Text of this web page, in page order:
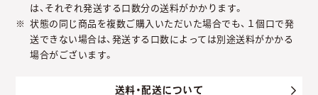
は、それぞれ発送する口数分の送料がかかります。
状態の同じ商品を複数ご購入いただいた場合でも、１個口で発
送できない場合は、発送する口数によっては別途送料がかかる
場合がございます。
送料・配送について